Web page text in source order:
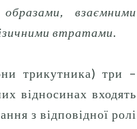
взаємними
втратами.
трикутника) три –
відносинах входять
з відповідної ролі